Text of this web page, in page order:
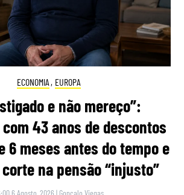
ECONOMIA , EUROPA
e não mereço”:
43 anos de descontos
6 meses antes do tempo e
na pensão “injusto”
6 Agosto, 2026 | Gonçalo Viegas